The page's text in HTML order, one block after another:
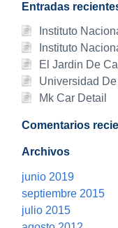
Entradas
Instituto
Instituto
El Jardin De
Universidad
Mk Car Detail
Comentarios
Archivos
junio 2019
septiembre 2015
julio 2015